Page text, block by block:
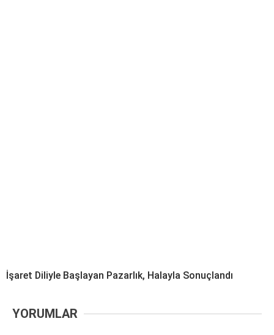
İşaret Diliyle Başlayan Pazarlık, Halayla Sonuçlandı
YORUMLAR